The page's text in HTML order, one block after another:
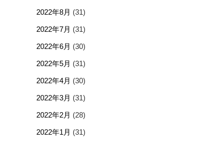
2022年8月 (31)
2022年7月 (31)
2022年6月 (30)
2022年5月 (31)
2022年4月 (30)
2022年3月 (31)
2022年2月 (28)
2022年1月 (31)